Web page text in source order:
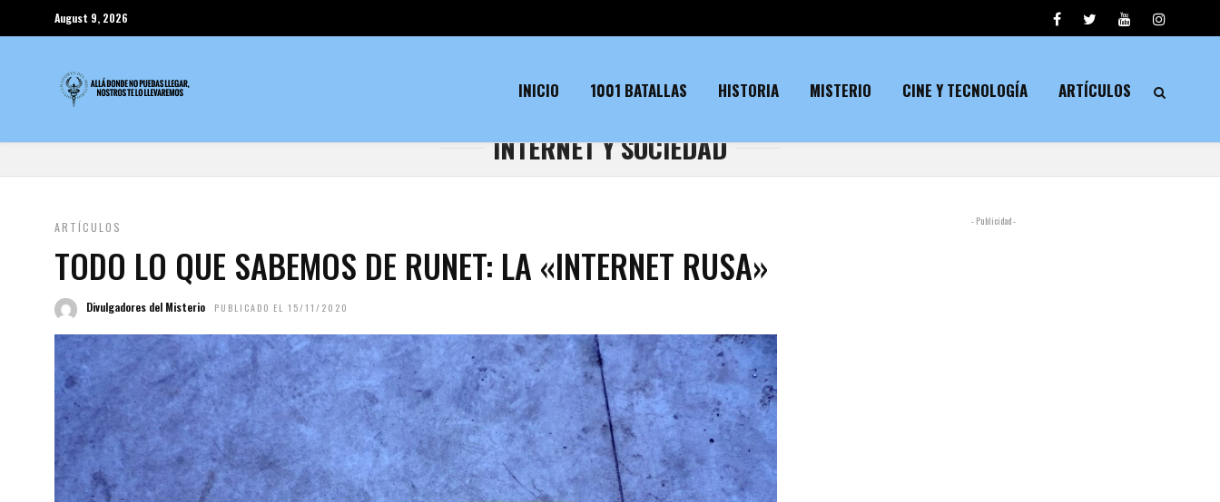
August 9, 2026
INICIO 1001 BATALLAS HISTORIA MISTERIO CINE Y TECNOLOGÍA ARTÍCULOS
INTERNET Y SOCIEDAD
ARTÍCULOS
TODO LO QUE SABEMOS DE RUNET: LA «INTERNET RUSA»
Divulgadores del Misterio PUBLICADO EL 15/11/2020
- Publicidad -